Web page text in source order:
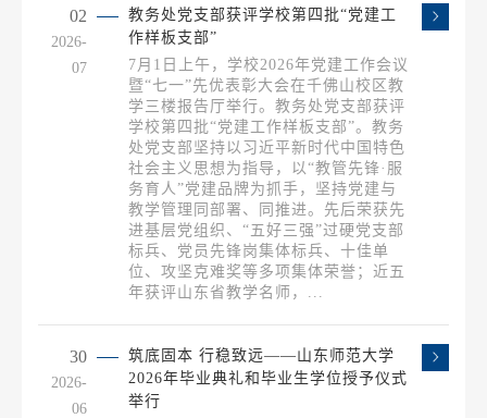
02
2026-
07
教务处党支部获评学校第四批“党建工
作样板支部”
7月1日上午，学校2026年党建工作会议
暨“七一”先优表彰大会在千佛山校区教
学三楼报告厅举行。教务处党支部获评
学校第四批“党建工作样板支部”。教务
处党支部坚持以习近平新时代中国特色
社会主义思想为指导，以“教管先锋·服
务育人”党建品牌为抓手，坚持党建与
教学管理同部署、同推进。先后荣获先
进基层党组织、“五好三强”过硬党支部
标兵、党员先锋岗集体标兵、十佳单
位、攻坚克难奖等多项集体荣誉；近五
年获评山东省教学名师，...
30
2026-
06
筑底固本 行稳致远——山东师范大学
2026年毕业典礼和毕业生学位授予仪式
举行